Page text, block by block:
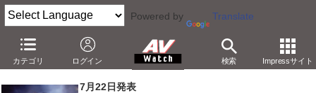
Powered by Translate
カテゴリ ログイン 検索 Impressサイト
マイケル急逝後1カ月でCD/DVD売上14.4億円。オリコン発表
－音楽DVD部門で初となる2週連続トップ3独占
7月22日発表